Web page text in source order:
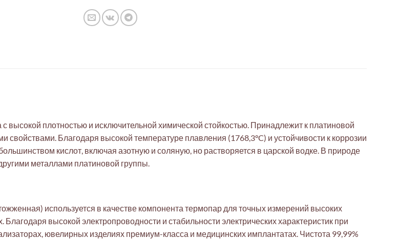
высокой плотностью и исключительной химической стойкостью. Принадлежит к платиновой
свойствами. Благодаря высокой температуре плавления (1768,3°C) и устойчивости к коррозии
кислот, включая азотную и соляную, но растворяется в царской водке. В природе
металлами платиновой группы.
используется в качестве компонента термопар для точных измерений высоких
высокой электропроводности и стабильности электрических характеристик при
ювелирных изделиях премиум-класса и медицинских имплантатах. Чистота 99,99%